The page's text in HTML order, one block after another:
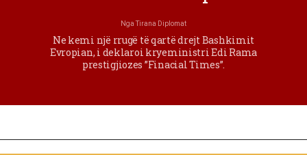
NgaTirana Diplomat
Ne kemi një rrugë të qartë drejt Bashkimit
Evropian, i deklaroi kryeministri Edi Rama
prestigjiozes ”Finacial Times”.